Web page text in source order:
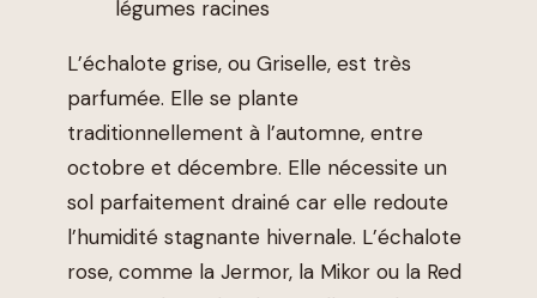
légumes racines
L’échalote grise, ou Griselle, est très
parfumée. Elle se plante
traditionnellement à l’automne, entre
octobre et décembre. Elle nécessite un
sol parfaitement drainé car elle redoute
l’humidité stagnante hivernale. L’échalote
rose, comme la Jermor, la Mikor ou la Red